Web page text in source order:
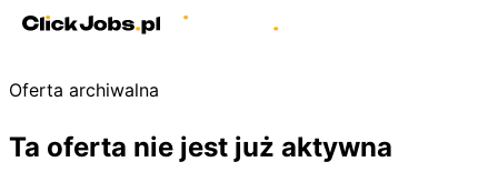
Oferta archiwalna
Ta oferta nie jest już aktywna